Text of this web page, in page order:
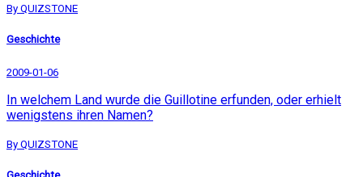
By QUIZSTONE
Geschichte
2009-01-06
In welchem Land wurde die Guillotine erfunden, oder erhielt
wenigstens ihren Namen?
By QUIZSTONE